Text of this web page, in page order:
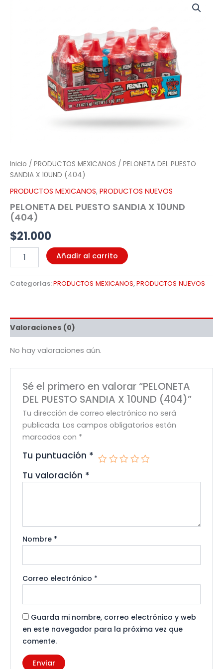
Inicio / PRODUCTOS MEXICANOS / PELONETA DEL PUESTO
SANDIA X 10UND (404)
PRODUCTOS MEXICANOS, PRODUCTOS NUEVOS
PELONETA DEL PUESTO SANDIA X 10UND
(404)
$21.000
Añadir al carrito
Categorías:PRODUCTOS MEXICANOS,PRODUCTOS NUEVOS
Valoraciones (0)
No hay valoraciones aún.
Sé el primero en valorar “PELONETA
DEL PUESTO SANDIA X 10UND (404)”
Tu dirección de correo electrónico no será
publicada. Los campos obligatorios están
marcados con *
Tu puntuación *
Tu valoración *
Nombre *
Correo electrónico *
Guarda mi nombre, correo electrónico y web
en este navegador para la próxima vez que
comente.